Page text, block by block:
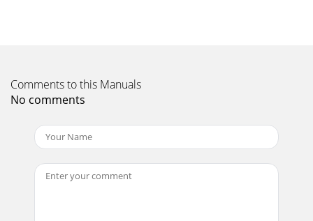
Comments to this Manuals
No comments